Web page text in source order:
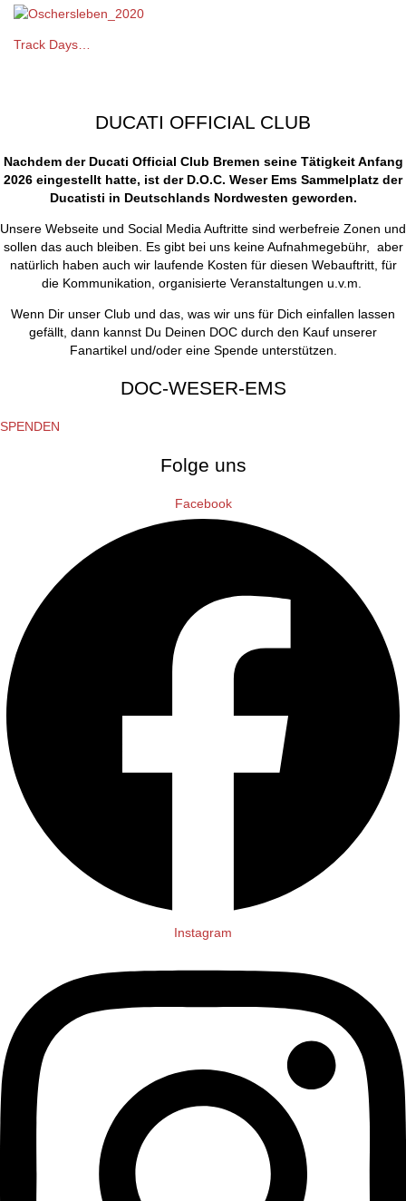
Track Days…
DUCATI OFFICIAL CLUB
Nachdem der Ducati Official Club Bremen seine Tätigkeit Anfang
2026 eingestellt hatte, ist der D.O.C. Weser Ems Sammelplatz der
Ducatisti in Deutschlands Nordwesten geworden.
Unsere Webseite und Social Media Auftritte sind werbefreie Zonen und
sollen das auch bleiben. Es gibt bei uns keine Aufnahmegebühr, aber
natürlich haben auch wir laufende Kosten für diesen Webauftritt, für
die Kommunikation, organisierte Veranstaltungen u.v.m.
Wenn Dir unser Club und das, was wir uns für Dich einfallen lassen
gefällt, dann kannst Du Deinen DOC durch den Kauf unserer
Fanartikel und/oder eine Spende unterstützen.
DOC-WESER-EMS
SPENDEN
Folge uns
Facebook
Instagram